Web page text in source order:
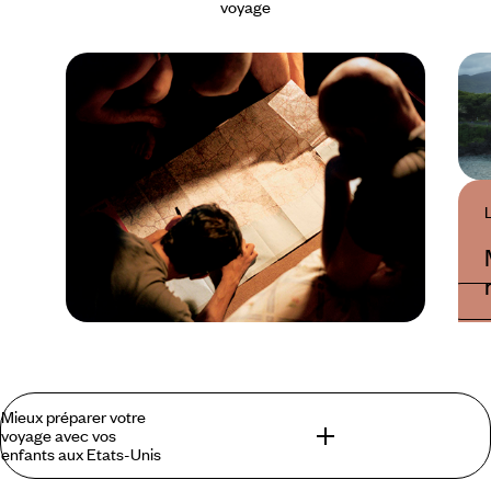
voyage
Quand partir aux Etats-
Unis ?
Mieux préparer votre
voyage avec vos
enfants aux Etats-Unis